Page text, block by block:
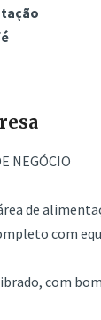
NEGÓCIO
de
com
com